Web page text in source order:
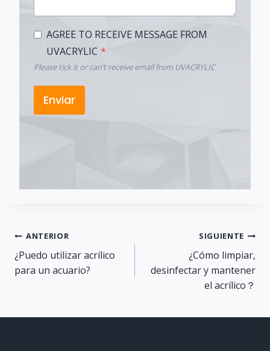
AGREE TO RECEIVE MESSAGE FROM
UVACRYLIC *
Please tick it or can’t receive email from UVACRYLIC
Enviar
Navegación
de
ANTERIOR
¿Puedo utilizar acrílico
para un acuario?
SIGUIENTE
¿Cómo limpiar,
desinfectar y mantener
el acrílico？